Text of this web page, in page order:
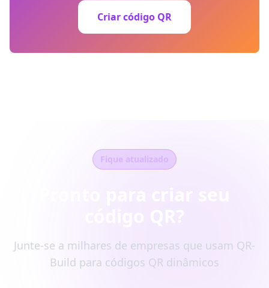
Criar código QR
Fique atualizado
Junte-se a milhares de empresas que usam QR-
Build para códigos QR dinâmicos